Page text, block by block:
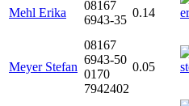
Mehl Erika
08167
6943-35
0.14
Meyer Stefan
08167
6943-50
0170
7942402
0.05